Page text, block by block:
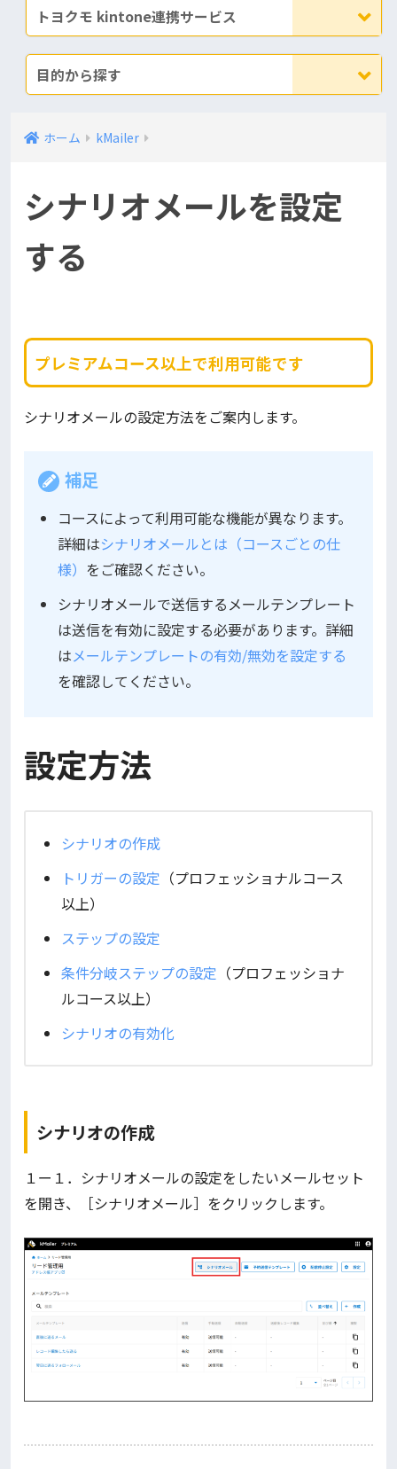
トヨクモ kintone連携サービス
目的から探す
ホーム kMailer
シナリオメールを設定
する
プレミアムコース以上で利用可能です
シナリオメールの設定方法をご案内します。
補足
コースによって利用可能な機能が異なります。
詳細はシナリオメールとは（コースごとの仕
様） をご確認ください。
シナリオメールで送信するメールテンプレート
は送信を有効に設定する必要があります。詳細
はメールテンプレートの有効/無効を設定する
を確認してください。
設定方法
シナリオの作成
トリガーの設定 （プロフェッショナルコース
以上）
ステップの設定
条件分岐ステップの設定 （プロフェッショナ
ルコース以上）
シナリオの有効化
シナリオの作成
１ー１．シナリオメールの設定をしたいメールセット
を開き、［シナリオメール］をクリックします。